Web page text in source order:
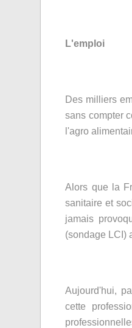
L'emploi
Des milliers
sans compter
l'agro
Alors que la
sanitaire et
jamais
(sondage LCI)
Aujourd'hui,
cette